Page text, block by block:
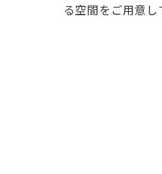
る空間をご用意し